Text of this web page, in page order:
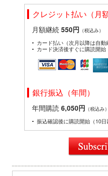
クレジット払い（月額
月額継続 550円 （税込み）
カード払い（次月以降は自動
カード決済後すぐに購読開始
銀行振込（年間）
年間購読 6,050円 （税込み）
振込確認後に購読開始（10日